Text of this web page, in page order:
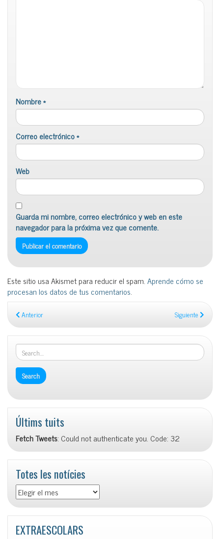
Nombre*
Correo electrónico*
Web
Guarda mi nombre, correo electrónico y web en este
navegador para la próxima vez que comente.
Este sitio usa Akismet para reducir el spam.Aprende cómo se
procesan los datos de tus comentarios.
Anterior Siguiente
Últims tuits
Fetch Tweets: Could not authenticate you. Code: 32
Totes les notícies
Totes
les
notícies
EXTRAESCOLARS